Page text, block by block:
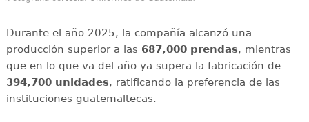
Durante el año 2025, la compañía alcanzó una
producción superior a las 687,000 prendas, mientras
que en lo que va del año ya supera la fabricación de
394,700 unidades, ratificando la preferencia de las
instituciones guatemaltecas.